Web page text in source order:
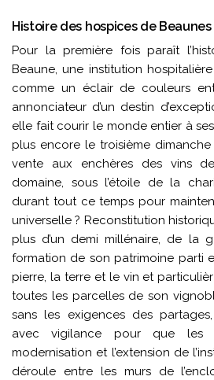
Histoire des hospices de Beaunes
Pour la première fois paraît
Beaune, une institution
comme un éclair de couleurs
annonciateur d’un destin
elle fait courir le monde entier à
plus encore le troisième
vente aux enchères des vins
domaine, sous l’étoile de la
durant tout ce temps pour
universelle ? Reconstitution
plus d’un demi millénaire, de la
formation de son patrimoine parti
pierre, la terre et le vin et
toutes les parcelles de son
sans les exigences des
avec vigilance pour que les
modernisation et l’extension de
déroule entre les murs de